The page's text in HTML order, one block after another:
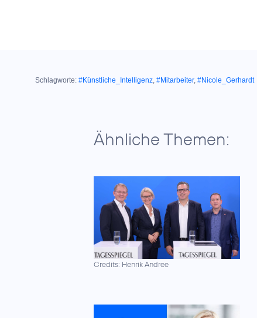
Schlagworte: #Künstliche_Intelligenz, #Mitarbeiter, #Nicole_Gerhardt
Ähnliche Themen:
Credits: Henrik Andree